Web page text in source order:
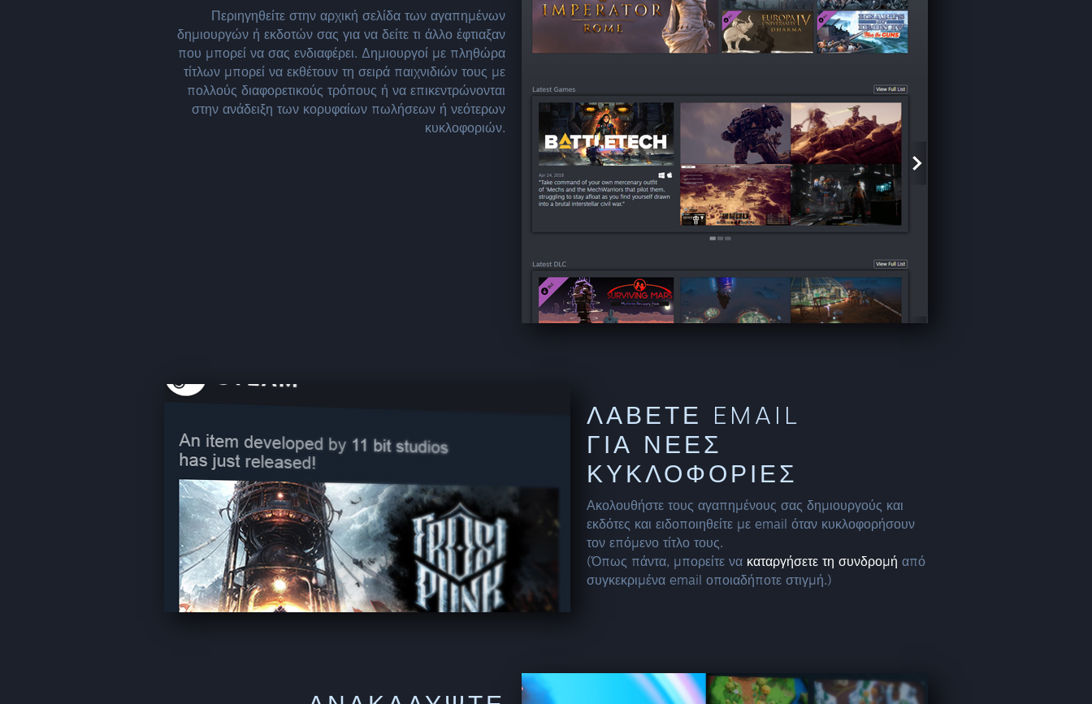
Περιηγηθείτε στην αρχική σελίδα των αγαπημένων
δημιουργών ή εκδοτών σας για να δείτε τι άλλο έφτιαξαν
που μπορεί να σας ενδιαφέρει. Δημιουργοί με πληθώρα
τίτλων μπορεί να εκθέτουν τη σειρά παιχνιδιών τους με
πολλούς διαφορετικούς τρόπους ή να επικεντρώνονται
στην ανάδειξη των κορυφαίων πωλήσεων ή νεότερων
κυκλοφοριών.
ΛΆΒΕΤΕ EMAIL
ΓΙΑ ΝΈΕΣ
ΚΥΚΛΟΦΟΡΊΕΣ
Ακολουθήστε τους αγαπημένους σας δημιουργούς και
εκδότες και ειδοποιηθείτε με email όταν κυκλοφορήσουν
τον επόμενο τίτλο τους.
(Όπως πάντα, μπορείτε να καταργήσετε τη συνδρομή από
συγκεκριμένα email οποιαδήποτε στιγμή.)